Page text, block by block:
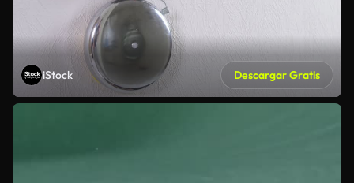
iStock Descargar Gratis